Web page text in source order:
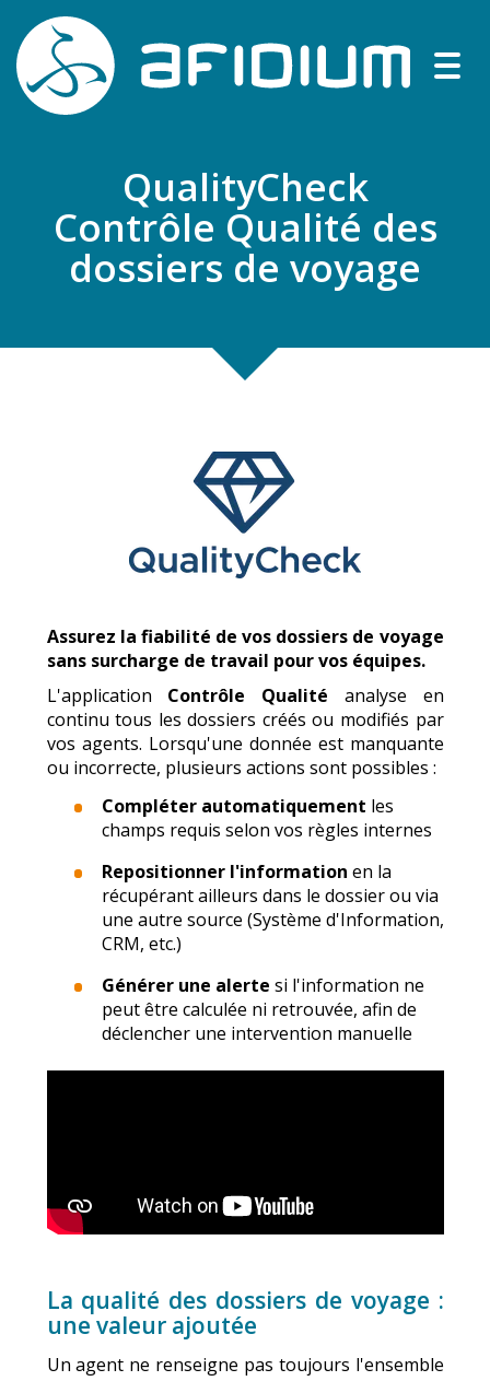
QualityCheck
Contrôle Qualité des
dossiers de voyage
Assurez la fiabilité de vos dossiers de voyage
sans surcharge de travail pour vos équipes.
L'application Contrôle Qualité analyse en
continu tous les dossiers créés ou modifiés par
vos agents. Lorsqu'une donnée est manquante
ou incorrecte, plusieurs actions sont possibles :
Compléter automatiquement les
champs requis selon vos règles internes
Repositionner l'information en la
récupérant ailleurs dans le dossier ou via
une autre source (Système d'Information,
CRM, etc.)
Générer une alerte si l'information ne
peut être calculée ni retrouvée, afin de
déclencher une intervention manuelle
La qualité des dossiers de voyage :
une valeur ajoutée
Un agent ne renseigne pas toujours l'ensemble